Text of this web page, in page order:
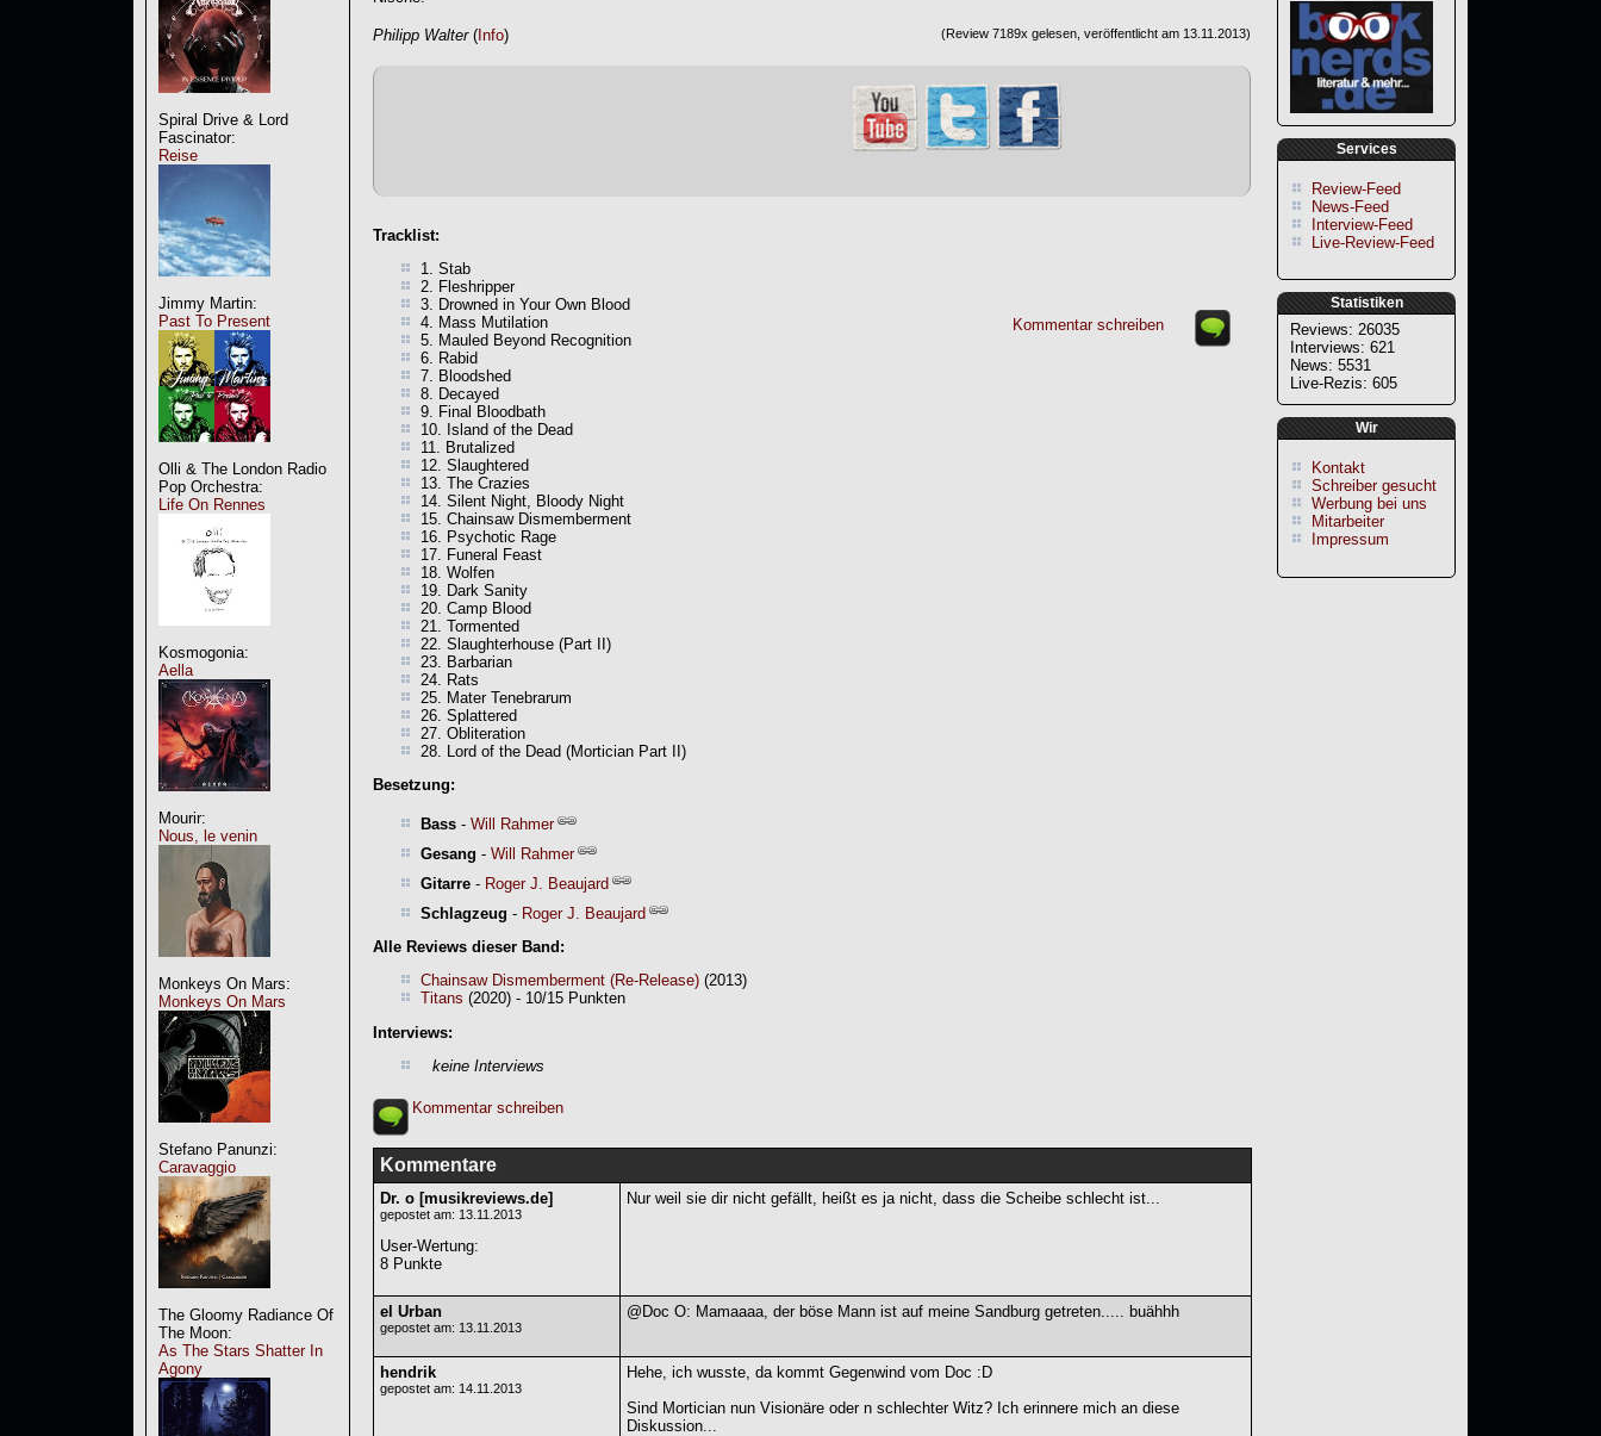
Spiral Drive & Lord
Fascinator:
Reise
Jimmy Martin:
Past To Present
Olli & The London Radio
Pop Orchestra:
Life On Rennes
Kosmogonia:
Aella
Mourir:
Nous, le venin
Monkeys On Mars:
Monkeys On Mars
Stefano Panunzi:
Caravaggio
The Gloomy Radiance Of
The Moon:
As The Stars Shatter In
Agony
Services
Review-Feed
News-Feed
Interview-Feed
Live-Review-Feed
Statistiken
Reviews: 26035
Interviews: 621
News: 5531
Live-Rezis: 605
Wir
Kontakt
Schreiber gesucht
Werbung bei uns
Mitarbeiter
Impressum
Philipp Walter(Info) (Review 7189x gelesen, veröffentlicht am 13.11.2013)
Kommentar schreiben
Tracklist:
1. Stab
2. Fleshripper
3. Drowned in Your Own Blood
4. Mass Mutilation
5. Mauled Beyond Recognition
6. Rabid
7. Bloodshed
8. Decayed
9. Final Bloodbath
10. Island of the Dead
11. Brutalized
12. Slaughtered
13. The Crazies
14. Silent Night, Bloody Night
15. Chainsaw Dismemberment
16. Psychotic Rage
17. Funeral Feast
18. Wolfen
19. Dark Sanity
20. Camp Blood
21. Tormented
22. Slaughterhouse (Part II)
23. Barbarian
24. Rats
25. Mater Tenebrarum
26. Splattered
27. Obliteration
28. Lord of the Dead (Mortician Part II)
Besetzung:
Bass - Will Rahmer
Gesang - Will Rahmer
Gitarre - Roger J. Beaujard
Schlagzeug - Roger J. Beaujard
Alle Reviews dieser Band:
Chainsaw Dismemberment (Re-Release) (2013)
Titans (2020) - 10/15 Punkten
Interviews:
keine Interviews
Kommentar schreiben
Kommentare
Dr. o [musikreviews.de]
gepostet am: 13.11.2013
User-Wertung:
8 Punkte
Nur weil sie dir nicht gefällt, heißt es ja nicht, dass die Scheibe schlecht ist...
el Urban
gepostet am: 13.11.2013
@Doc O: Mamaaaa, der böse Mann ist auf meine Sandburg getreten..... buähhh
hendrik
gepostet am: 14.11.2013
Hehe, ich wusste, da kommt Gegenwind vom Doc :D
Sind Mortician nun Visionäre oder n schlechter Witz? Ich erinnere mich an diese
Diskussion...